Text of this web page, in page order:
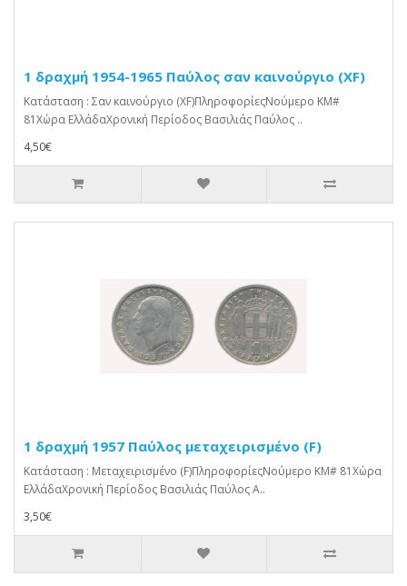
1 δραχμή 1954-1965 Παύλος σαν καινούργιο (XF)
Κατάσταση : Σαν καινούργιο (XF)ΠληροφορίεςΝούμερο KM#
81Χώρα ΕλλάδαΧρονική Περίοδος Βασιλιάς Παύλος ..
4,50€
1 δραχμή 1957 Παύλος μεταχειρισμένο (F)
Κατάσταση : Μεταχειρισμένο (F)ΠληροφορίεςΝούμερο KM# 81Χώρα
ΕλλάδαΧρονική Περίοδος Βασιλιάς Παύλος Α..
3,50€